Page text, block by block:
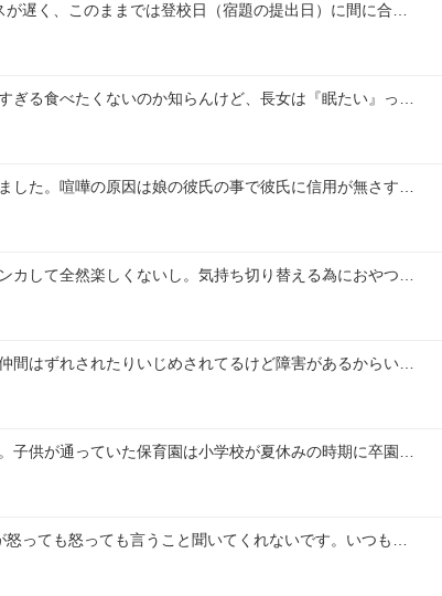
遅く、このままでは登校日（宿題の提出日）に間に合…
ぎる食べたくないのか知らんけど、長女は『眠たい』っ…
した。喧嘩の原因は娘の彼氏の事で彼氏に信用が無さす…
カして全然楽しくないし。気持ち切り替える為におやつ…
間はずれされたりいじめされてるけど障害があるからい…
子供が通っていた保育園は小学校が夏休みの時期に卒園…
っても怒っても言うこと聞いてくれないです。いつも…